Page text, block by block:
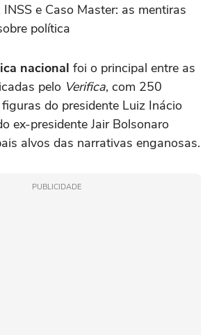
INSS e Caso Master: as mentiras
política
nacional foi o principal entre as
pelo Verifica, com 250
do presidente Luiz Inácio
ex-presidente Jair Bolsonaro
alvos das narrativas enganosas.
PUBLICIDADE